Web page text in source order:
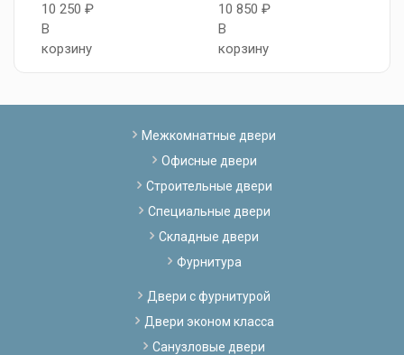
10 250 ₽
В
корзину
10 850 ₽
В
корзину
Межкомнатные двери
Офисные двери
Строительные двери
Специальные двери
Складные двери
Фурнитура
Двери с фурнитурой
Двери эконом класса
Санузловые двери